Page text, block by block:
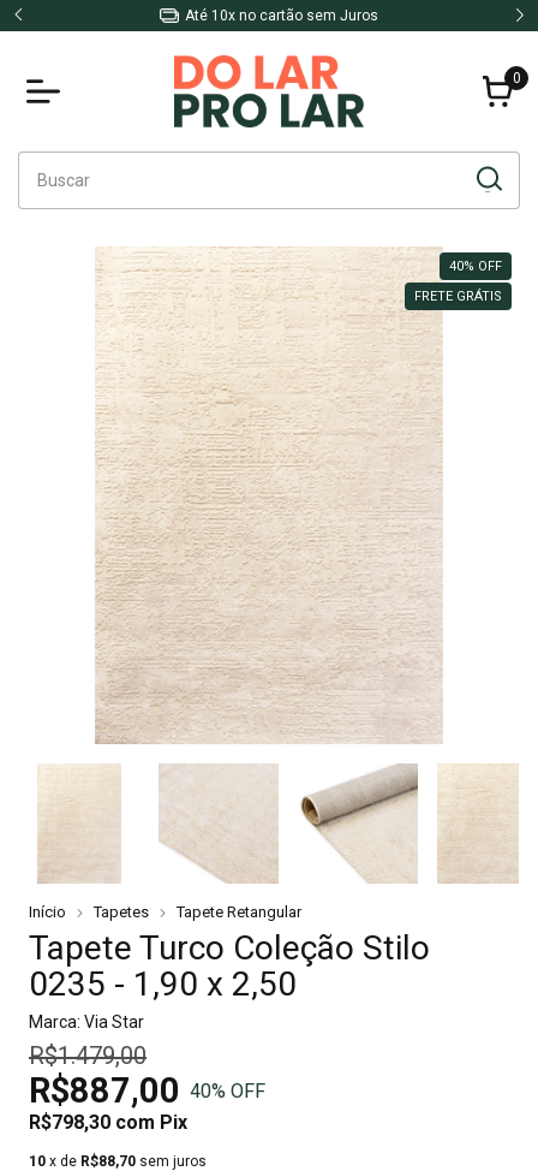
Até 10x no cartão sem Juros
0
40% OFF
FRETE GRÁTIS
Início Tapetes Tapete Retangular
Tapete Turco Coleção Stilo
0235 - 1,90 x 2,50
Marca: Via Star
R$1.479,00
R$887,00 40% OFF
R$798,30 com Pix
10 x de R$88,70 sem juros